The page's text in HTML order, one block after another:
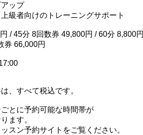
アップ
上級者向けのトレーニングサポート
/ 45分 8回数券 49,800円 / 60分 8,800円
券 66,000円
、すべて税込です。
ごとに予約可能な時間帯が
ます。
スン予約サイトをご覧ください。